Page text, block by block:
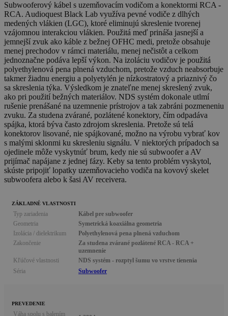
Subwooferový kábel s uzemňovacím vodičom a konektormi RCA -
RCA. Audioquest Black Lab využíva pevné vodiče z dlhých
medených vlákien (LGC), ktoré eliminujú skreslenie tvorenej
vzájomnou interakciou vlákien. Použitá meď prináša jasnejší a
jemnejší zvuk ako káble z bežnej OFHC medi, pretože obsahuje
menej prechodov v rámci materiálu, menej nečistôt a celkom
jednoznačne podáva lepší výkon. Na izoláciu vodičov je použitá
polyethylenová pena plnená vzduchom, pretože vzduch neabsorbuje
takmer žiadnu energiu a polyetylén je nízkostratový a priaznivý čo
sa skreslenia týka. Výsledkom je znateľne menej skreslený zvuk,
ako pri použití bežných materiálov. NDS systém dokonale utlmí
rušenie prenášané na uzemnenie prístrojov a tak zabráni pozmeneniu
zvuku. Za studena zvárané, pozlátené konektory, čím odpadáva
spájka, ktorá býva často zdrojom skreslenia. Pretože sú telá
konektorov lisované, nie spájkované, možno na výrobu vybrať kov
s malými sklonmi ku skresleniu signálu. V niektorých prípadoch sa
ojedinele môže vyskytnúť brum, kedy nie sú subwoofer a AV
prijímač napájane z jednej fázy. Keby sa tento problém vyskytol,
skúste pripojiť lopatky uzemňovacieho vodiča na kovový skelet
subwoofera alebo k šasi AV receivera.
ZÁKLADNÉ VLASTNOSTI
Typ zariadenia
Kábel pre subwoofer
Geometria
Symetrická koaxiálna geometria
Izolácia / dielektrikum
Polyethylenová pena plnená vzduchom
Zakončenie
Za studena zvárané pozlátené RCA - RCA +
uzemnenie
Kľúčové vlastnosti
NDS systém - rozptyl šumu vo vrstve tienenia
Séria
Subwoofer
PREVEDENIE
Váha spolu s balením